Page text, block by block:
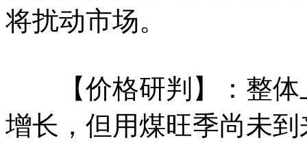
将扰动市场。
【价格研判】：整体
增长，但用煤旺季尚未